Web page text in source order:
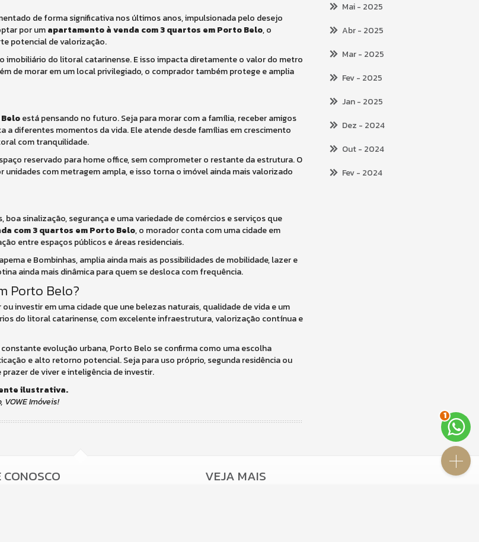
de forma significativa nos últimos anos, impulsionada pelo desejo
por umapartamento à venda com 3 quartos em Porto Belo, o
potencial de valorização.
imobiliário do litoral catarinense. E isso impacta diretamente o valor do metro
de morar em um local privilegiado, o comprador também protege e amplia
está pensando no futuro. Seja para morar com a família, receber amigos
a diferentes momentos da vida. Ele atende desde famílias em crescimento
com tranquilidade.
reservado para home office, sem comprometer o restante da estrutura. O
com metragem ampla, e isso torna o imóvel ainda mais valorizado
sinalização, segurança e uma variedade de comércios e serviços que
com 3 quartos em Porto Belo, o morador conta com uma cidade em
entre espaços públicos e áreas residenciais.
e Bombinhas, amplia ainda mais as possibilidades de mobilidade, lazer e
ainda mais dinâmica para quem se desloca com frequência.
Porto Belo?
investir em uma cidade que une belezas naturais, qualidade de vida e um
do litoral catarinense, com excelente infraestrutura, valorização contínua e
evolução urbana, Porto Belo se confirma como uma escolha
e alto retorno potencial. Seja para uso próprio, segunda residência ou
prazer de viver e inteligência de investir.
ilustrativa.
Imóveis!
Mai- 2025
Abr- 2025
Mar- 2025
Fev- 2025
Jan- 2025
Dez - 2024
Out- 2024
Fev- 2024
CONOSCO VEJA MAIS
1